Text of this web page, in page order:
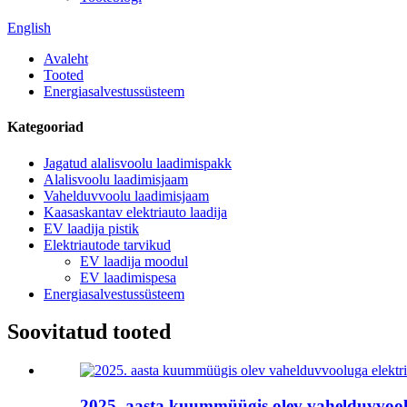
English
Avaleht
Tooted
Energiasalvestussüsteem
Kategooriad
Jagatud alalisvoolu laadimispakk
Alalisvoolu laadimisjaam
Vahelduvvoolu laadimisjaam
Kaasaskantav elektriauto laadija
EV laadija pistik
Elektriautode tarvikud
EV laadija moodul
EV laadimispesa
Energiasalvestussüsteem
Soovitatud tooted